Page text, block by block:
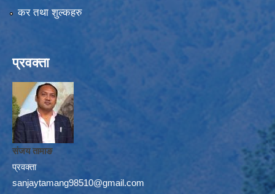
कर तथा शुल्कहरु
प्रवक्ता
संजय तामाङ
प्रवक्ता
sanjaytamang98510@gmail.com